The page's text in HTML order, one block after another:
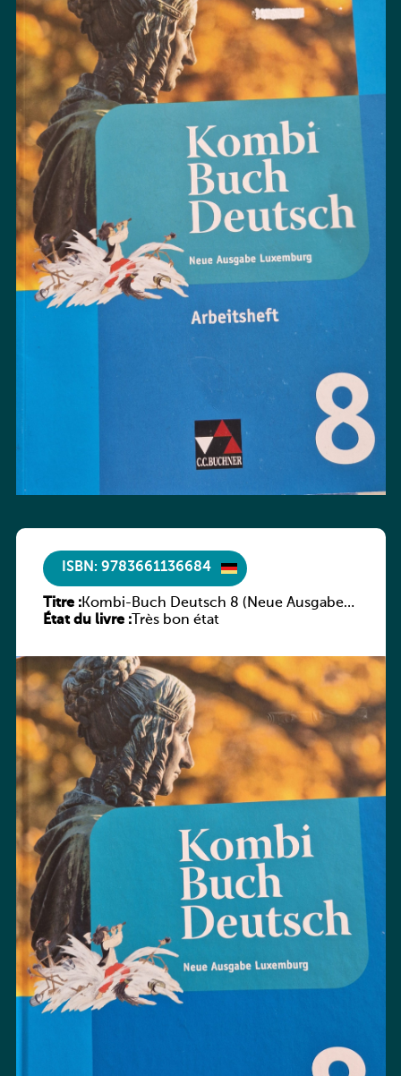
ISBN: 9783661136684
Titre :Kombi-Buch Deutsch 8 (Neue Ausgabe
Luxemburg)
État du livre :Très bon état